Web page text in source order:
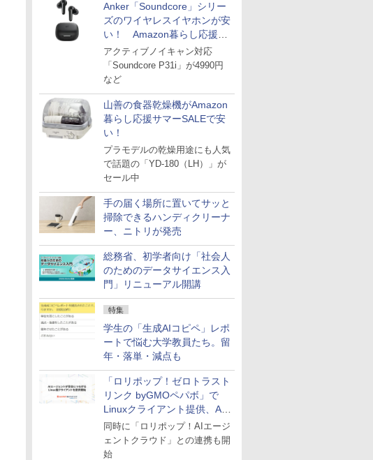
Anker「Soundcore」シリー
ズのワイヤレスイヤホンが安
い！ Amazon暮らし応援サ
マーSALE
アクティブノイキャン対応
「Soundcore P31i」が4990円
など
山善の食器乾燥機がAmazon
暮らし応援サマーSALEで安
い！
プラモデルの乾燥用途にも人気
で話題の「YD-180（LH）」が
セール中
手の届く場所に置いてサッと
掃除できるハンディクリーナ
ー、ニトリが発売
総務省、初学者向け「社会人
のためのデータサイエンス入
門」リニューアル開講
特集
学生の「生成AIコピペ」レポ
ートで悩む大学教員たち。留
年・落単・減点も
「ロリポップ！ゼロトラスト
リンク byGMOペパボ」で
Linuxクライアント提供、AI
エージェントの接続が容易に
同時に「ロリポップ！AIエージ
ェントクラウド」との連携も開
始